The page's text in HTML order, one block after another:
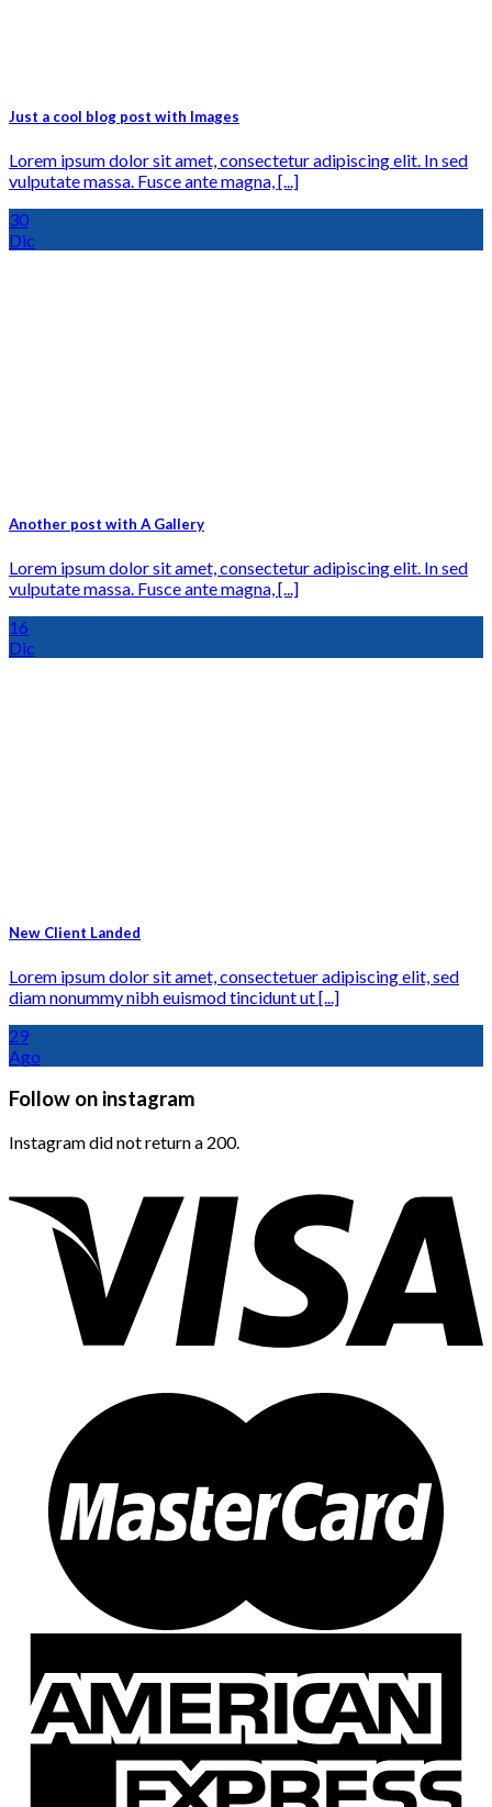
Just a cool blog post with Images
Lorem ipsum dolor sit amet, consectetur adipiscing elit. In sed
vulputate massa. Fusce ante magna, [...]
30
Dic
Another post with A Gallery
Lorem ipsum dolor sit amet, consectetur adipiscing elit. In sed
vulputate massa. Fusce ante magna, [...]
16
Dic
New Client Landed
Lorem ipsum dolor sit amet, consectetuer adipiscing elit, sed
diam nonummy nibh euismod tincidunt ut [...]
29
Ago
Follow on instagram
Instagram did not return a 200.